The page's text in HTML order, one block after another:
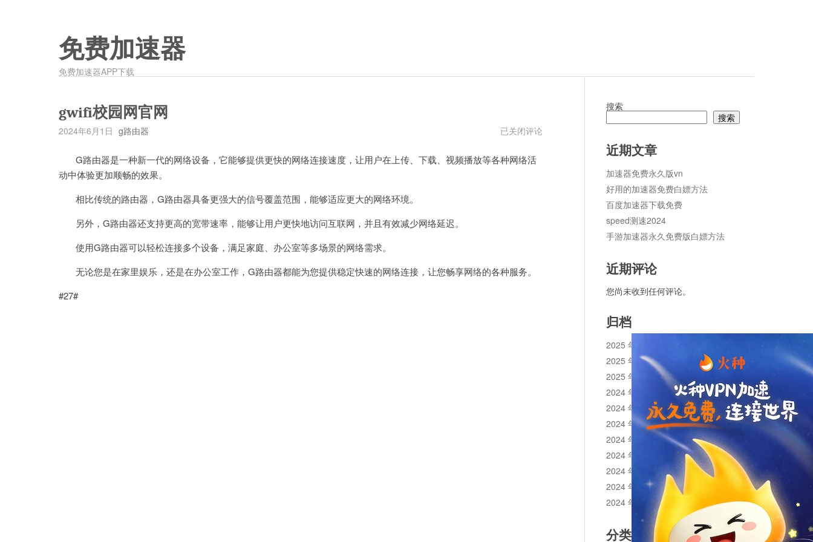
免费加速器
免费加速器APP下载
gwifi校园网官网
2024年6月1日 g路由器
gwifi
网
已关闭评论
G路由器是一种新一代的网络设备，它能够提供更快的网络连接速度，让用户在上传、下载、视频播放等各种网络活
动中体验更加顺畅的效果。
相比传统的路由器，G路由器具备更强大的信号覆盖范围，能够适应更大的网络环境。
另外，G路由器还支持更高的宽带速率，能够让用户更快地访问互联网，并且有效减少网络延迟。
使用G路由器可以轻松连接多个设备，满足家庭、办公室等多场景的网络需求。
无论您是在家里娱乐，还是在办公室工作，G路由器都能为您提供稳定快速的网络连接，让您畅享网络的各种服务。
#27#
搜索
搜索
近期文章
加速器免费永久版vn
好用的加速器免费白嫖方法
百度加速器下载免费
speed测速2024
手游加速器永久免费版白嫖方法
近期评论
您尚未收到任何评论。
归档
2025 年 11 月
2025 年 10 月
2025 年 1 月
2024 年 12 月
2024 年 11 月
2024 年 10 月
2024 年 9 月
2024 年 8 月
2024 年 7 月
2024 年 6 月
2024 年 5 月
分类目录